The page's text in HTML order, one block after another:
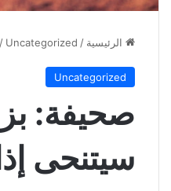
الرئيسية /
Uncategorized
/
Uncategorized
صحيفة:
سيتنحى